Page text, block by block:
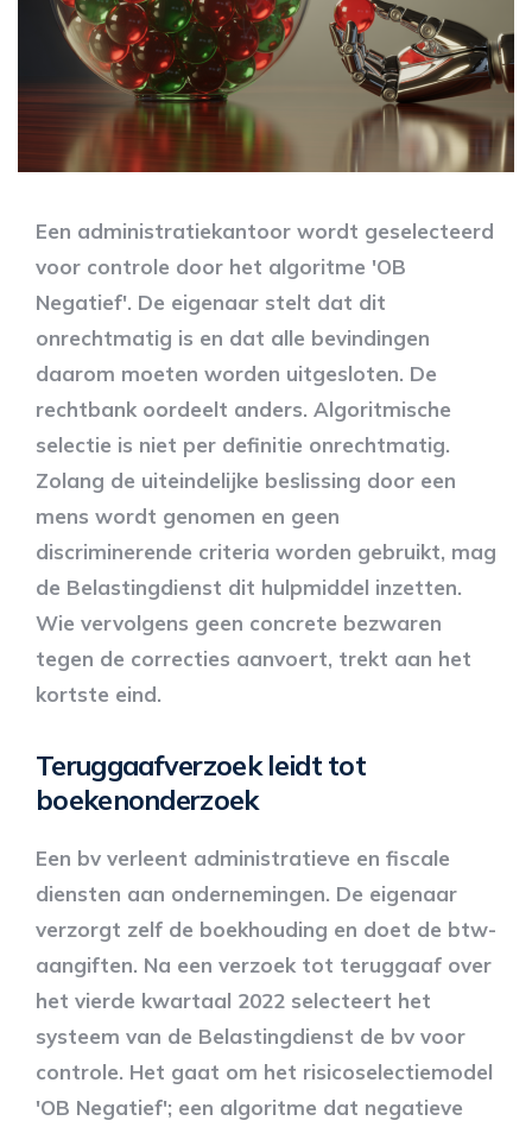
Een administratiekantoor wordt geselecteerd
voor controle door het algoritme 'OB
Negatief'. De eigenaar stelt dat dit
onrechtmatig is en dat alle bevindingen
daarom moeten worden uitgesloten. De
rechtbank oordeelt anders. Algoritmische
selectie is niet per definitie onrechtmatig.
Zolang de uiteindelijke beslissing door een
mens wordt genomen en geen
discriminerende criteria worden gebruikt, mag
de Belastingdienst dit hulpmiddel inzetten.
Wie vervolgens geen concrete bezwaren
tegen de correcties aanvoert, trekt aan het
kortste eind.
Teruggaafverzoek leidt tot
boekenonderzoek
Een bv verleent administratieve en fiscale
diensten aan ondernemingen. De eigenaar
verzorgt zelf de boekhouding en doet de btw-
aangiften. Na een verzoek tot teruggaaf over
het vierde kwartaal 2022 selecteert het
systeem van de Belastingdienst de bv voor
controle. Het gaat om het risicoselectiemodel
'OB Negatief'; een algoritme dat negatieve